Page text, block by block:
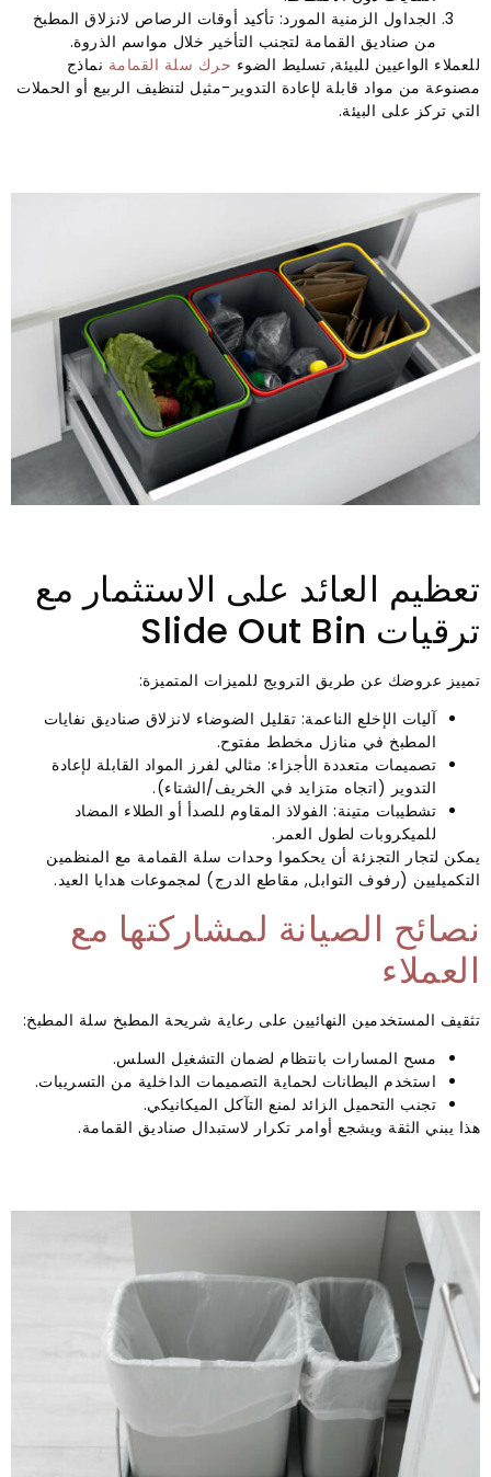
الجداول الزمنية المورد: تأكيد أوقات الرصاص لانزلاق المطبخ
من صناديق القمامة لتجنب التأخير خلال مواسم الذروة.
للعملاء الواعيين للبيئة, تسليط الضوء حرك سلة القمامة نماذج
مصنوعة من مواد قابلة لإعادة التدوير-مثيل لتنظيف الربيع أو الحملات
التي تركز على البيئة.
تعظيم العائد على الاستثمار مع
ترقيات Slide Out Bin
تمييز عروضك عن طريق الترويج للميزات المتميزة:
آليات الإخلع الناعمة: تقليل الضوضاء لانزلاق صناديق نفايات
المطبخ في منازل مخطط مفتوح.
تصميمات متعددة الأجزاء: مثالي لفرز المواد القابلة لإعادة
التدوير (اتجاه متزايد في الخريف/الشتاء).
تشطيبات متينة: الفولاذ المقاوم للصدأ أو الطلاء المضاد
للميكروبات لطول العمر.
يمكن لتجار التجزئة أن يحكموا وحدات سلة القمامة مع المنظمين
التكميليين (رفوف التوابل, مقاطع الدرج) لمجموعات هدايا العيد.
نصائح الصيانة لمشاركتها مع
العملاء
تثقيف المستخدمين النهائيين على رعاية شريحة المطبخ سلة المطبخ:
مسح المسارات بانتظام لضمان التشغيل السلس.
استخدم البطانات لحماية التصميمات الداخلية من التسريبات.
تجنب التحميل الزائد لمنع التآكل الميكانيكي.
هذا يبني الثقة ويشجع أوامر تكرار لاستبدال صناديق القمامة.